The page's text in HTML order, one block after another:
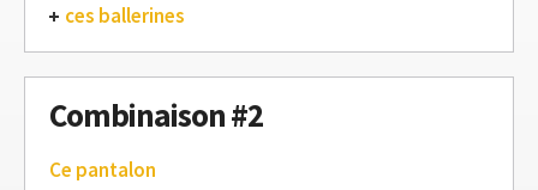
ces ballerines
Combinaison #2
Ce pantalon